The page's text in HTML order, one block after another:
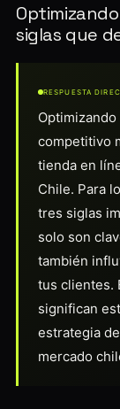
siglas que
RESPUESTA
competitivo
tienda en
Chile. Para
tres siglas
solo son
también
tus clientes.
significan
estrategia
mercado